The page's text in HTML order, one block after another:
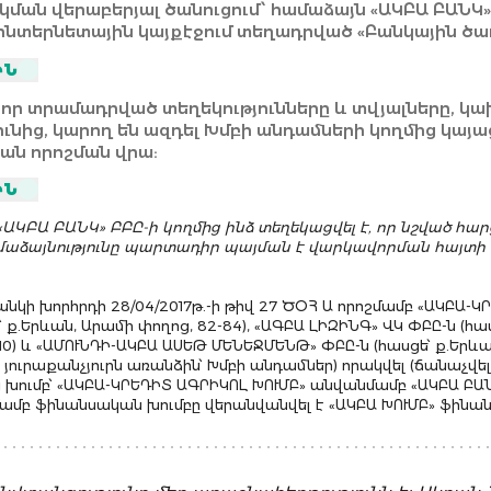
իմ գույքային իրավունքների, այդ թվում`
ինչպես նաև կադաստրային գործից ստանան
հատակագծի և այլ անհրաժեշտ
իրավունքի պետական գրանցում, ստանան
մինչև իմ վարկային (վարկային որևէ այլ
պարտավորության լրիվ կատարումը:
սեփականության կամ ընդհանուր սեփականության
միջոցների վերաբերյալ հարցում
ոստիկանություն և ստանան սպառիչ
միջոցների նկատմամբ իմ գույքային իրավունքների,
վերաբերյալ, ինչպես նաև ստանան սեփականության
այլ պրոդուկտի, փոխառության և այլն)
հարցում կատարեն «Հայաստանի
ընկերություններին և ստանան
սեփականության իրավունքով ինձ պատկանող
վերաբերյալ (այդ թվում՝
կողմից ինձ ուղարկվեն ծանուցումներ` Խմբի
վերաբերյալ ծանուցում՝ համաձայն «ԱԿԲԱ
կայքէջում տեղադրված «Բանկային
փաստաթղթով սահմանված կարգով և
տրամադրված տեղեկությունները և տվյալները,
կարող են ազդել Խմբի անդամների կողմից
որոշման վրա:
և ընդունելի է:
ԲԱՆԿ» ԲԲԸ-ի կողմից ինձ տեղեկացվել է, որ նշված
պարտադիր պայման է վարկավորման հայտի
խորհրդի 28/04/2017թ.-ի թիվ 27 ԾՕՀ Ա որոշմամբ «ԱԿԲԱ-
ք.Երևան, Արամի փողոց, 82-84), «ԱԳԲԱ ԼԻԶԻՆԳ» ՎԿ ՓԲԸ-ն
և «ԱՄՈՒՆԴԻ-ԱԿԲԱ ԱՍԵԹ ՄԵՆԵՋՄԵՆԹ» ՓԲԸ-ն (հասցե՝
առանձին՝ Խմբի անդամներ) որակվել
«ԱԿԲԱ-ԿՐԵԴԻՏ ԱԳՐԻԿՈԼ ԽՈՒՄԲ» անվանմամբ «ԱԿԲԱ
ֆինանսական խումբը վերանվանվել է «ԱԿԲԱ ԽՈՒՄԲ»